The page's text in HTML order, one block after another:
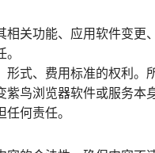
关功能、应用软件变
式、费用标准的权利
鸟浏览器软件或服务
何责任。